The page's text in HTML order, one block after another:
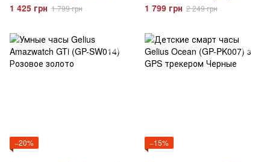
1 425 грн 1 799 грн 1 799 грн 2 249 грн
−20% −15%